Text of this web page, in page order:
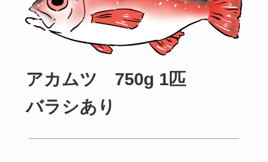
アカムツ 750g 1匹
バラシあり